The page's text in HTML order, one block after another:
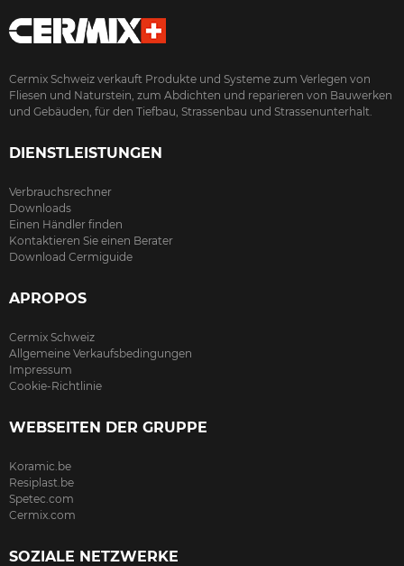
Cermix Schweiz verkauft Produkte und Systeme zum Verlegen von
Fliesen und Naturstein, zum Abdichten und reparieren von Bauwerken
und Gebäuden, für den Tiefbau, Strassenbau und Strassenunterhalt.
DIENSTLEISTUNGEN
Verbrauchsrechner
Downloads
Einen Händler finden
Kontaktieren Sie einen Berater
Download Cermiguide
APROPOS
Cermix Schweiz
Allgemeine Verkaufsbedingungen
Impressum
Cookie-Richtlinie
WEBSEITEN DER GRUPPE
Koramic.be
Resiplast.be
Spetec.com
Cermix.com
SOZIALE NETZWERKE